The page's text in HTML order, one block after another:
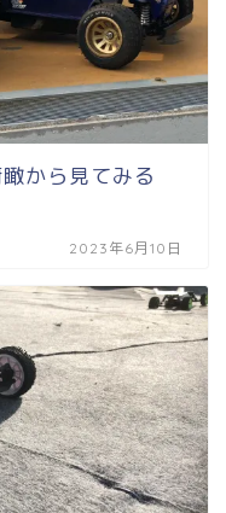
から見てみる
2023年6月10日